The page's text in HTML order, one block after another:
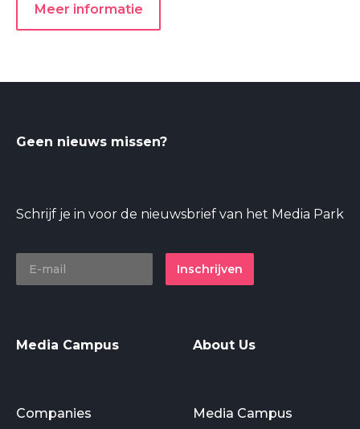
Meer informatie
Geen nieuws missen?
Schrijf je in voor de nieuwsbrief van het Media Park
Inschrijven
Media Campus
Companies
About Us
Media Campus